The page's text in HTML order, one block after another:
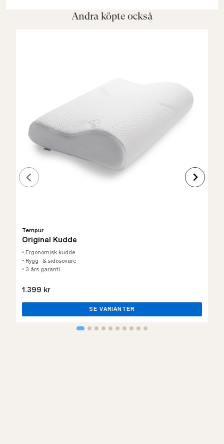
Andra köpte också
Tempur
Original Kudde
• Ergonomisk kudde
• Rygg- & sidosovare
• 3 års garanti
1.399 kr
SE VARIANTER